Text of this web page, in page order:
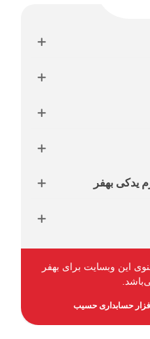
یدکی بهفر
حسابداری حسیب
این وبسایت برای بهفر